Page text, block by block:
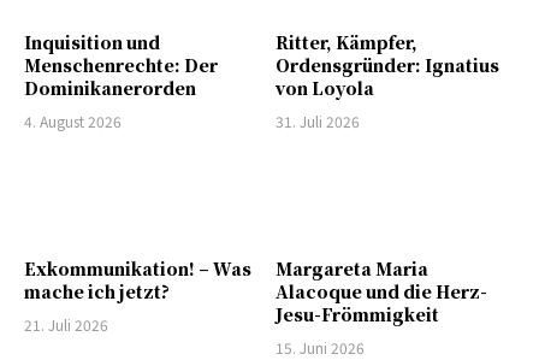
Inquisition und
Menschenrechte: Der
Dominikanerorden
4. August 2026
Ritter, Kämpfer,
Ordensgründer: Ignatius
von Loyola
31. Juli 2026
Exkommunikation! – Was
mache ich jetzt?
21. Juli 2026
Margareta Maria
Alacoque und die Herz-
Jesu-Frömmigkeit
15. Juni 2026